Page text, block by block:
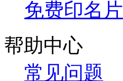
免费印名片
帮助中心
常见问题